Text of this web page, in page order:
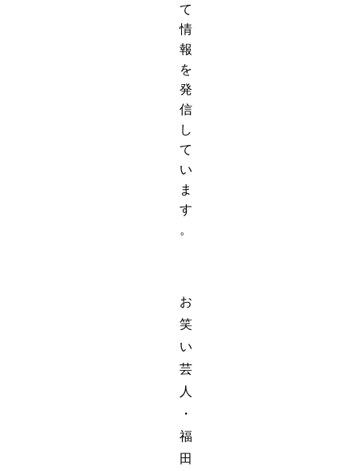
て
情
報
を
発
信
し
て
い
ま
す
。
お
笑
い
芸
人
・
福
田